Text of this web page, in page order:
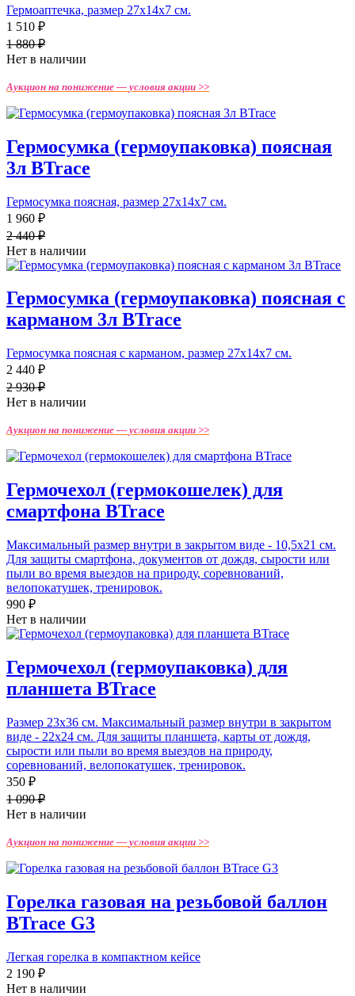
Гермоаптечка, размер 27х14х7 см.
1 510 ₽
1 880 ₽
Нет в наличии
Аукцион на понижение — условия акции >>
Гермосумка (гермоупаковка) поясная
3л BTrace
Гермосумка поясная, размер 27х14х7 см.
1 960 ₽
2 440 ₽
Нет в наличии
Гермосумка (гермоупаковка) поясная с
карманом 3л BTrace
Гермосумка поясная с карманом, размер 27х14х7 см.
2 440 ₽
2 930 ₽
Нет в наличии
Аукцион на понижение — условия акции >>
Гермочехол (гермокошелек) для
смартфона BTrace
Максимальный размер внутри в закрытом виде - 10,5х21 см.
Для защиты смартфона, документов от дождя, сырости или
пыли во время выездов на природу, соревнований,
велопокатушек, тренировок.
990 ₽
Нет в наличии
Гермочехол (гермоупаковка) для
планшета BTrace
Размер 23х36 см. Максимальный размер внутри в закрытом
виде - 22х24 см. Для защиты планшета, карты от дождя,
сырости или пыли во время выездов на природу,
соревнований, велопокатушек, тренировок.
350 ₽
1 090 ₽
Нет в наличии
Аукцион на понижение — условия акции >>
Горелка газовая на резьбовой баллон
BTrace G3
Легкая горелка в компактном кейсе
2 190 ₽
Нет в наличии